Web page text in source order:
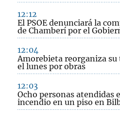
12:12
El PSOE denunciará la
de Chamberí por el
12:04
Amorebieta reorganiza su
el lunes por obras
12:03
Ocho personas atendidas
incendio en un piso en